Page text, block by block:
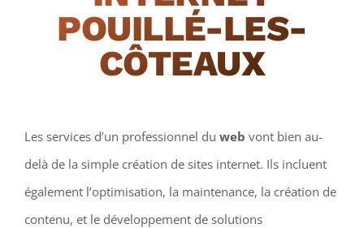
POUILLÉ-LES-
CÔTEAUX
Les services d’un professionnel du web vont bien au-
delà de la simple création de sites internet. Ils incluent
également l’optimisation, la maintenance, la création de
contenu, et le développement de solutions